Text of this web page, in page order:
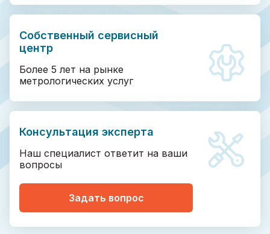
Собственный сервисный
центр
Более 5 лет на рынке
метрологических услуг
Консультация эксперта
Наш специалист ответит на ваши
вопросы
Задать вопрос